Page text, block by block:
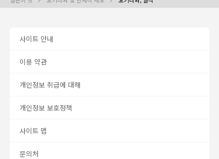
사이트 안내
이용 약관
개인정보 취급에 대해
개인정보 보호정책
사이트 맵
문의처